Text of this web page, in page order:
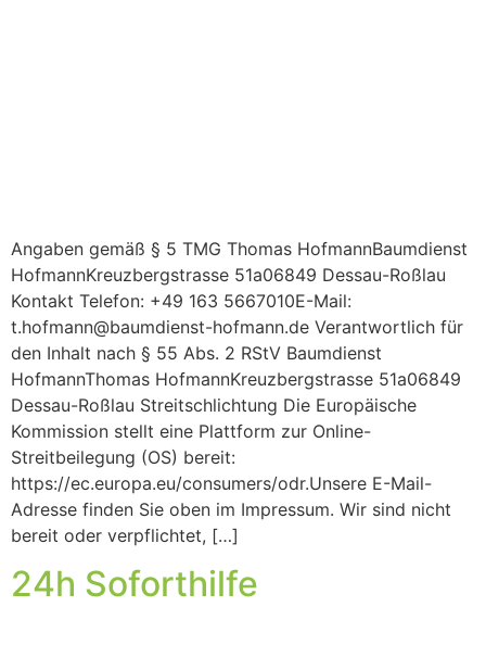
Angaben gemäß § 5 TMG Thomas HofmannBaumdienst
HofmannKreuzbergstrasse 51a06849 Dessau-Roßlau
Kontakt Telefon: +49 163 5667010E-Mail:
t.hofmann@baumdienst-hofmann.de Verantwortlich für
den Inhalt nach § 55 Abs. 2 RStV Baumdienst
HofmannThomas HofmannKreuzbergstrasse 51a06849
Dessau-Roßlau Streitschlichtung Die Europäische
Kommission stellt eine Plattform zur Online-
Streitbeilegung (OS) bereit:
https://ec.europa.eu/consumers/odr.Unsere E-Mail-
Adresse finden Sie oben im Impressum. Wir sind nicht
bereit oder verpflichtet, […]
24h Soforthilfe